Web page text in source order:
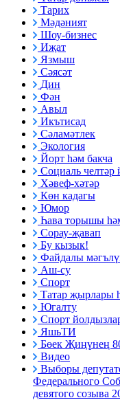
Тарих
Мәдәният
Шоу-бизнес
Иҗат
Язмыш
Сәясәт
Дин
Фән
Авыл
Икътисад
Сәламәтлек
Экология
Йорт һәм бакча
Социаль челтәр
Хәвеф-хәтәр
Көн кадагы
Юмор
Һава торышы
Сорау-җавап
Бу кызык!
Файдалы
Аш-су
Спорт
Татар җырлары
Югалту
Спорт
ЯшьТИ
Бөек Җиңүнең
Видео
Выборы
Федерального
девятого созыва